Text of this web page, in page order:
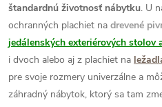
d
a
c
i
štandardnú životnosť nábytku. U
ochranných plachiet na drevené
jedálenských exteriérových stolov
i dvoch alebo aj z plachiet na
pre svoje rozmery univerzálne a
záhradný nábytok, ktorý sa tam